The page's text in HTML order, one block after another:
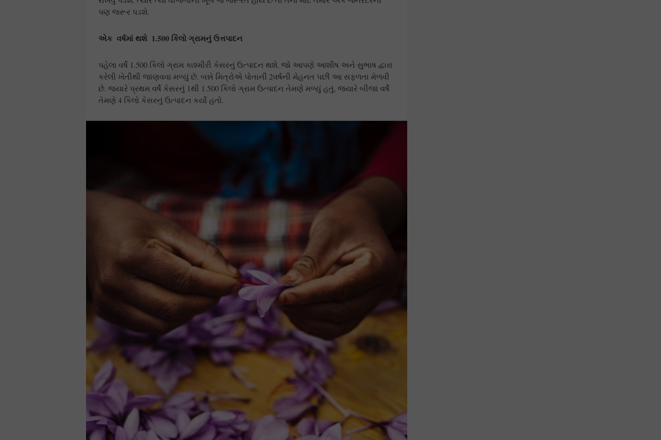
પણ જરૂર પડશે.
એક વર્ષમાં થશે 1.500 કિલો ગ્રામનું ઉત્તપાદન
પહેલા વર્ષે 1.500 કિલો ગ્રામ કાશ્મીરી કેસરનું ઉત્પાદન થશે. જો આપણે આશીષ અને સુભાષ દ્વારા
કરેલી ખેતીથી જાણવવા મળ્યું છે. બન્ને મિત્રોએ પોતાની 2વર્ષની મેહનત પછી આ સફળતા મેળવી
છે. જ્યારે પ્રથમ વર્ષે કેસરનું 1થી 1.500 કિલો ગ્રામ ઉત્પાદન તેમણે મળ્યું હતું, જ્યારે બીજા વર્ષે
તેમણે 4 કિલો કેસરનું ઉત્પાદન કર્યો હતો.